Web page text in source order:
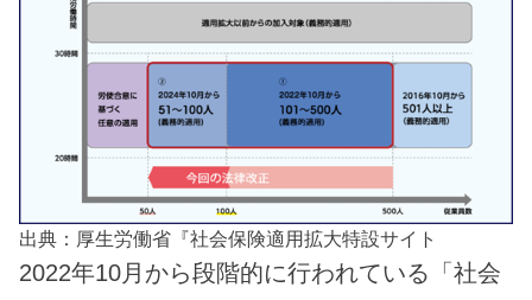
出典：厚生労働省『社会保険適用拡大特設サイト
2022年10月から段階的に行われている「社会